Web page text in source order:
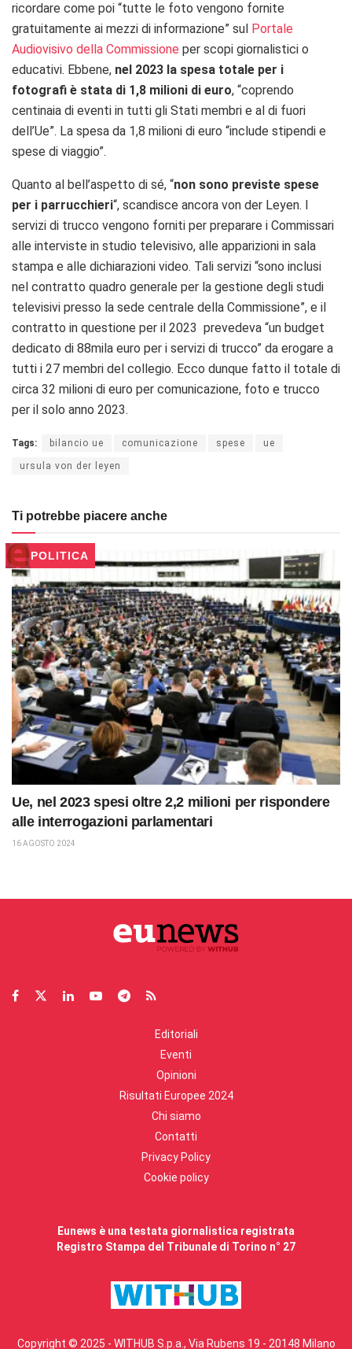
ricordare come poi “tutte le foto vengono fornite
gratuitamente ai mezzi di informazione” sul Portale
Audiovisivo della Commissione per scopi giornalistici o
educativi. Ebbene, nel 2023 la spesa totale per i
fotografi è stata di 1,8 milioni di euro, “coprendo
centinaia di eventi in tutti gli Stati membri e al di fuori
dell’Ue”. La spesa da 1,8 milioni di euro “include stipendi e
spese di viaggio”.
Quanto al bell’aspetto di sé, “non sono previste spese
per i parrucchieri“, scandisce ancora von der Leyen.
servizi di trucco vengono forniti per preparare i Commissari
alle interviste in studio televisivo, alle apparizioni in sala
stampa e alle dichiarazioni video. Tali servizi “sono inclusi
nel contratto quadro generale per la gestione degli studi
televisivi presso la sede centrale della Commissione”, e il
contratto in questione per il 2023 prevedeva “un budget
dedicato di 88mila euro per i servizi di trucco” da erogare a
tutti i 27 membri del collegio. Ecco dunque fatto il totale di
circa 32 milioni di euro per comunicazione, foto e trucco
per il solo anno 2023.
Tags: bilancio ue comunicazione spese ue
ursula von der leyen
Ti potrebbe piacere anche
POLITICA
Ue, nel 2023 spesi oltre 2,2 milioni per rispondere
alle interrogazioni parlamentari
16 AGOSTO 2024
Editoriali
Eventi
Opinioni
Risultati Europee 2024
Chi siamo
Contatti
Privacy Policy
Cookie policy
Eunews è una testata giornalistica registrata
Registro Stampa del Tribunale di Torino n° 27
Copyright © 2025 - WITHUB S.p.a., Via Rubens 19 - 20148 Milano